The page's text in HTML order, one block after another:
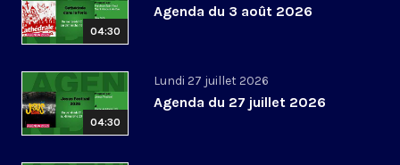
04:30
Agenda du 3 août 2026
04:30
Lundi 27 juillet 2026
Agenda du 27 juillet 2026